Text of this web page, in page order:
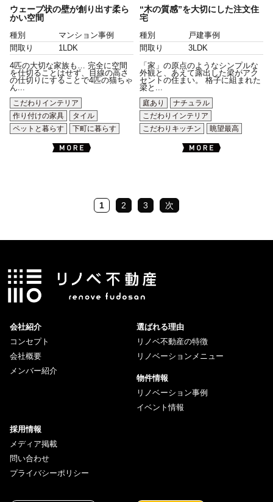
ウェーブ状の壁が創り出す柔ら
かい空間
種別
マンション事例
間取り
1LDK
4匹の大切な家族も… 完全に空間
を仕切ることはせず、目線の高さ
の仕切りにすることで4匹の猫ちゃ
ん...
こだわりインテリア
作り付けの家具
タイル
ペットと暮らす
下町に暮らす
“木の質感”を大切にした注文住
宅
種別
戸建事例
間取り
3LDK
「家」の原点のようなシンプルな
外観と、あえて露出した梁がアク
セントの住まい。 格子に組まれた
梁と...
庭あり
ナチュラル
こだわりインテリア
こだわりキッチン
眺望最高
1 2 3 次
会社紹介
コンセプト
会社概要
メンバー紹介
選ばれる理由
リノベ不動産の特徴
リノベーションメニュー
物件情報
リノベーション事例
イベント情報
採用情報
メディア掲載
問い合わせ
プライバシーポリシー